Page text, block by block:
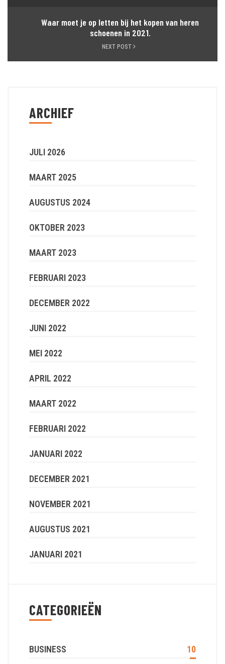
Waar moet je op letten bij het kopen van heren
schoenen in 2021.
NEXT POST
ARCHIEF
JULI 2026
MAART 2025
AUGUSTUS 2024
OKTOBER 2023
MAART 2023
FEBRUARI 2023
DECEMBER 2022
JUNI 2022
MEI 2022
APRIL 2022
MAART 2022
FEBRUARI 2022
JANUARI 2022
DECEMBER 2021
NOVEMBER 2021
AUGUSTUS 2021
JANUARI 2021
CATEGORIEËN
BUSINESS 10